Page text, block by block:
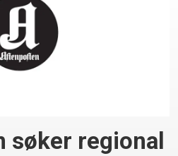
søker regional